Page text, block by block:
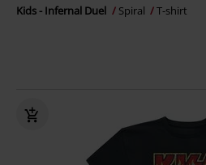
Kids - Infernal Duel Spiral T-shirt